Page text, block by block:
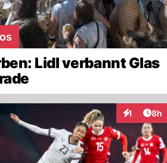
Lidl verbannt Glas
1 8h